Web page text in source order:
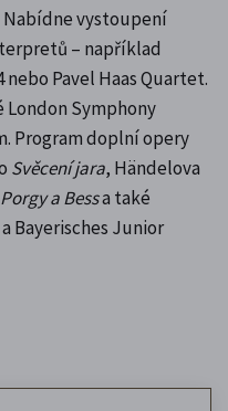
Nabídne vystoupení
– například
Pavel Haas Quartet.
Symphony
Program doplní opery
Svěcení jara, Händelova
Porgy a Bessa také
Bayerisches Junior